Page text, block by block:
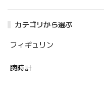
カテゴリから選ぶ
フィギュリン
腕時計